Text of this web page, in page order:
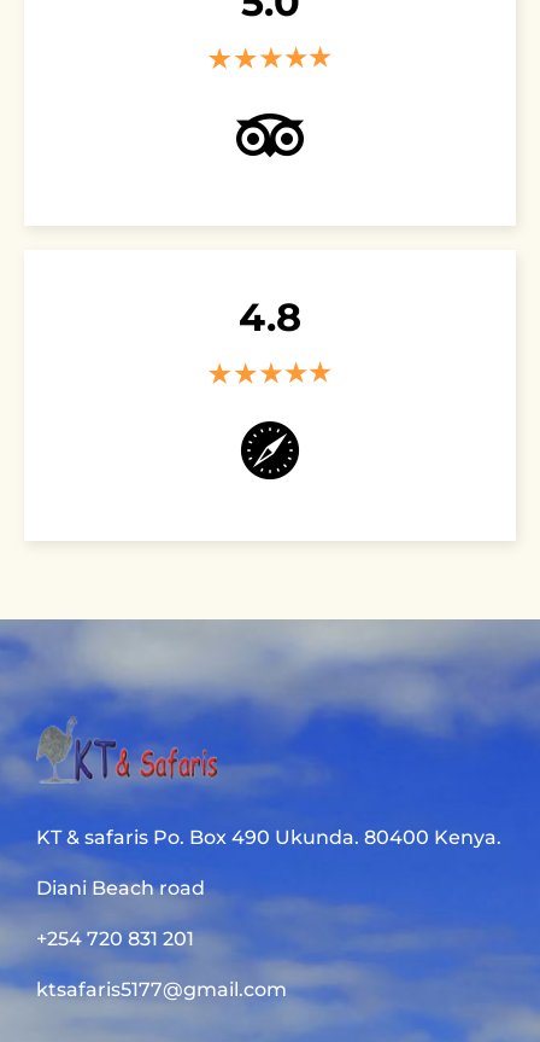
4.8
KT & safaris Po. Box 490 Ukunda. 80400 Kenya.
Diani Beach road
+254 720 831 201
ktsafaris5177@gmail.com